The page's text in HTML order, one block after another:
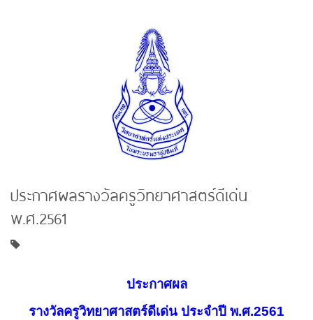
ประกาศผลรางวัลครูวิทยาศาสตร์ดีเด่น
พ.ศ.2561
ประกาศผล
รางวัลครูวิทยาศาสตร์ดีเด่น ประจำปี พ.ศ.2561